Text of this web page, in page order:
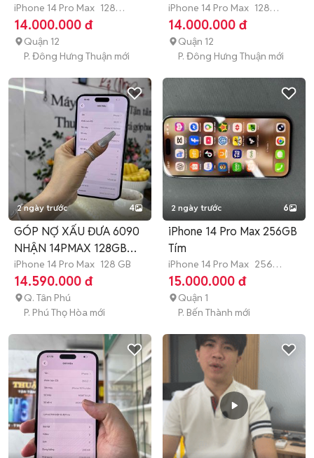
iPhone 14 Pro Max 128
GB Hết bảo hành
14.000.000 đ
Quận 12
P. Đông Hưng Thuận mới
iPhone 14 Pro Max 128
GB Hết bảo hành
14.000.000 đ
Quận 12
P. Đông Hưng Thuận mới
2 ngày trước 4
GÓP NỢ XẤU ĐƯA 6090
NHẬN 14PMAX 128GB
ZINALL QTẾ
iPhone 14 Pro Max 128 GB
14.590.000 đ
Q. Tân Phú
P. Phú Thọ Hòa mới
2 ngày trước 6
iPhone 14 Pro Max 256GB
Tím
iPhone 14 Pro Max 256
GB Hết bảo hành
15.000.000 đ
Quận 1
P. Bến Thành mới